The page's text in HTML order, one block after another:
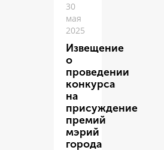
30
мая
2025
Извещение
о
проведении
конкурса
на
присуждение
премий
мэрий
города